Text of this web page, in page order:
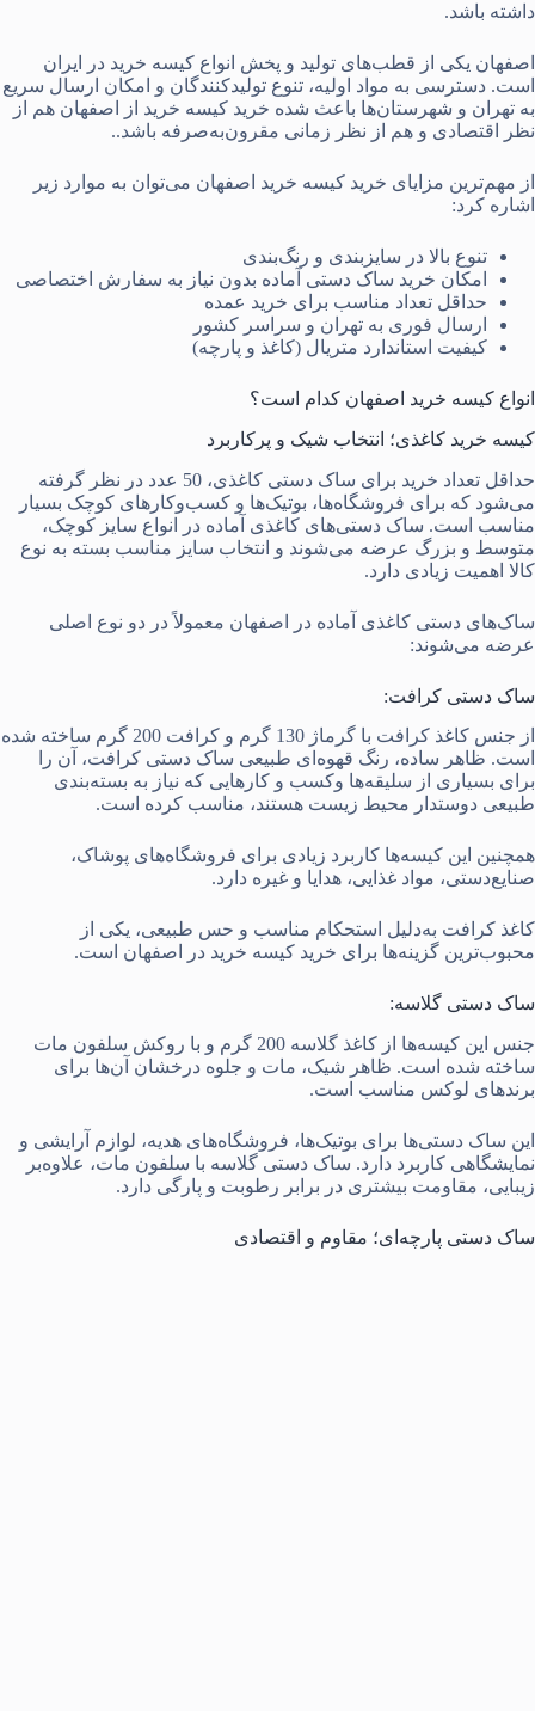
داشته باشد.
اصفهان یکی از قطب‌های تولید و پخش انواع کیسه خرید در ایران
است. دسترسی به مواد اولیه، تنوع تولیدکنندگان و امکان ارسال سریع
به تهران و شهرستان‌ها باعث شده خرید کیسه خرید از اصفهان هم از
نظر اقتصادی و هم از نظر زمانی مقرون‌به‌صرفه باشد..
از مهم‌ترین مزایای خرید کیسه خرید اصفهان می‌توان به موارد زیر
اشاره کرد:
تنوع بالا در سایزبندی و رنگ‌بندی
امکان خرید ساک دستی آماده بدون نیاز به سفارش اختصاصی
حداقل تعداد مناسب برای خرید عمده
ارسال فوری به تهران و سراسر کشور
کیفیت استاندارد متریال (کاغذ و پارچه)
انواع کیسه خرید اصفهان کدام است؟
کیسه خرید کاغذی؛ انتخاب شیک و پرکاربرد
حداقل تعداد خرید برای ساک دستی کاغذی، 50 عدد در نظر گرفته
می‌شود که برای فروشگاه‌ها، بوتیک‌ها و کسب‌وکارهای کوچک بسیار
مناسب است. ساک دستی‌های کاغذی آماده در انواع سایز کوچک،
متوسط و بزرگ عرضه می‌شوند و انتخاب سایز مناسب بسته به نوع
کالا اهمیت زیادی دارد.
ساک‌های دستی کاغذی آماده در اصفهان معمولاً در دو نوع اصلی
عرضه می‌شوند:
ساک دستی کرافت:
از جنس کاغذ کرافت با گرماژ 130 گرم و کرافت 200 گرم ساخته شده
است. ظاهر ساده، رنگ‌ قهوه‌ای طبیعی ساک دستی کرافت، آن را
برای بسیاری از سلیقه‌ها وکسب و کارهایی که نیاز به بسته‌بندی
طبیعی دوستدار محیط زیست هستند، مناسب کرده است.
همچنین این کیسه‌ها کاربرد زیادی برای فروشگاه‌های پوشاک،
صنایع‌دستی، مواد غذایی، هدایا و غیره دارد.
کاغذ کرافت به‌دلیل استحکام مناسب و حس طبیعی، یکی از
محبوب‌ترین گزینه‌ها برای خرید کیسه خرید در اصفهان است.
ساک دستی گلاسه:
جنس این کیسه‌ها از کاغذ گلاسه 200 گرم و با روکش سلفون مات
ساخته شده است. ظاهر شیک، مات و جلوه درخشان آن‌ها برای
برندهای لوکس مناسب است.
این ساک دستی‌ها برای بوتیک‌ها، فروشگاه‌های هدیه، لوازم آرایشی و
نمایشگاهی کاربرد دارد. ساک دستی گلاسه با سلفون مات، علاوه‌بر
زیبایی، مقاومت بیشتری در برابر رطوبت و پارگی دارد.
ساک دستی پارچه‌ای؛ مقاوم و اقتصادی